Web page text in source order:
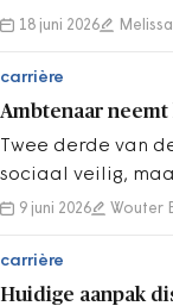
zitten knoppen
18 juni 2026
carrière
Ambtenaar
Twee derde van
sociaal veilig,
veilig genoeg om
9 juni 2026 Wouter
carrière
Huidige aanpak